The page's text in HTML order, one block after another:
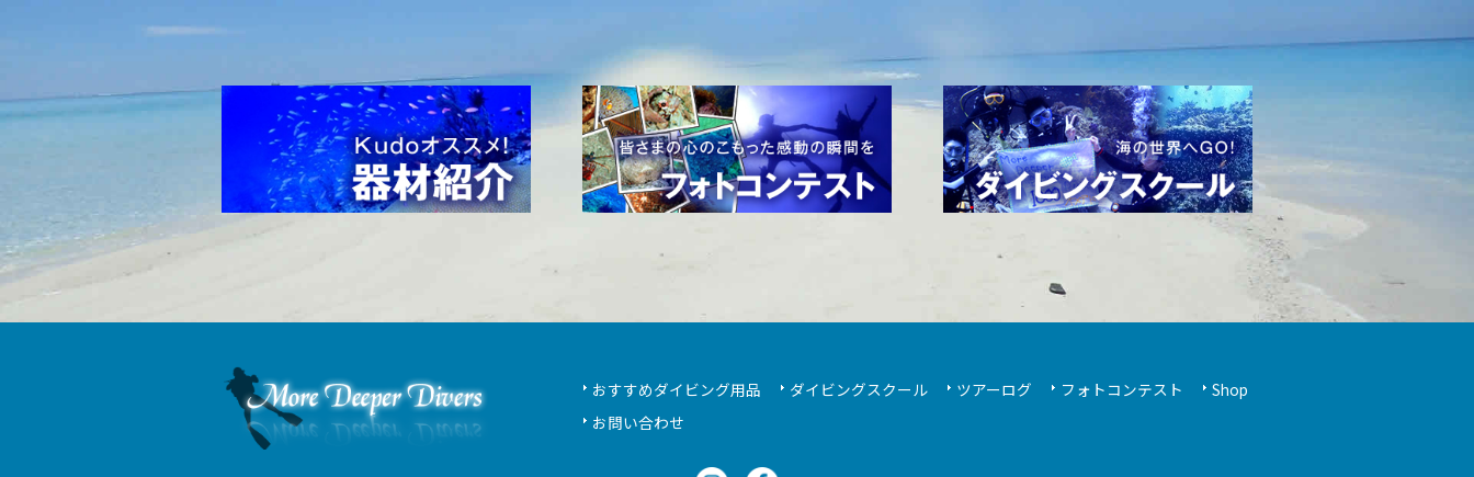
おすすめダイビング用品 ダイビングスクール ツアーログ フォトコンテスト
Shop
お問い合わせ